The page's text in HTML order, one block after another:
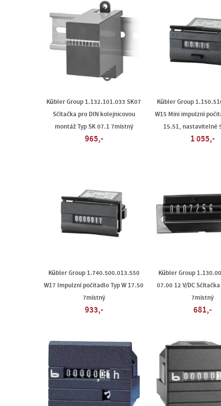
Kübler Group 1.132.101.033 SK07
Sčítačka pro DIN kolejnicovou
montáž Typ SK 07.1 7místný
965,-
Kübler Group
W15 Mini impulzní
15.51, nastavitelné
1 055,-
Kübler Group 1.740.500.013.550
W17 Impulzní počitadlo Typ W 17.50
7místný
933,-
Kübler Group
07.00 12 V/DC Sčítačka
7místný
681,-